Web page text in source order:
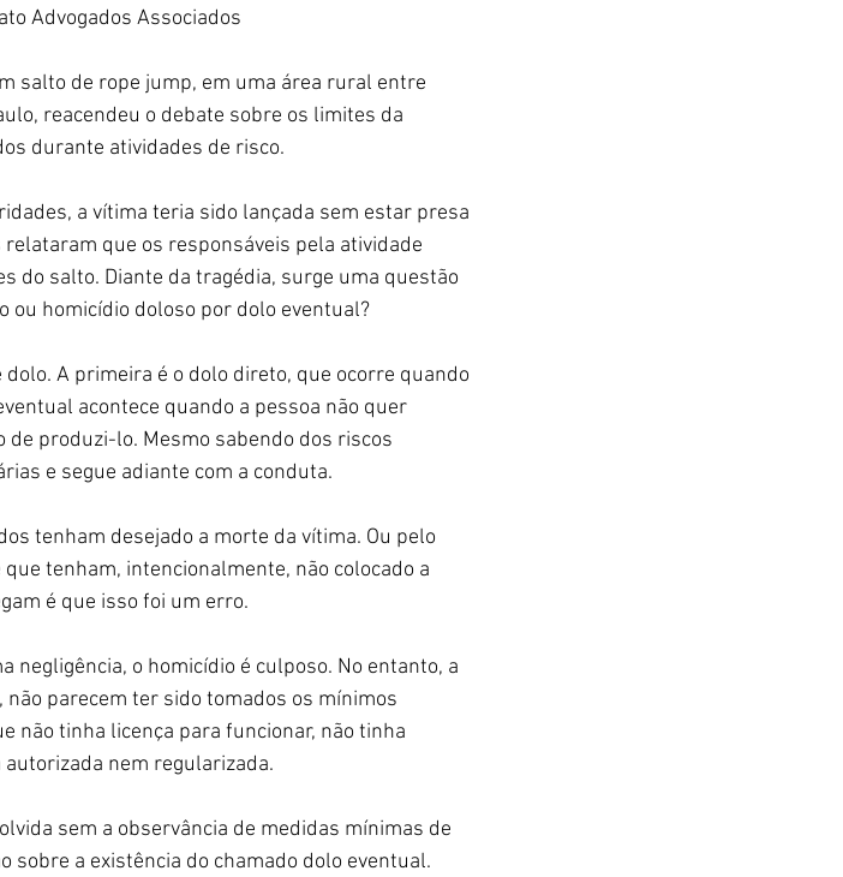
Advogados Associados
salto de rope jump, em uma área rural entre
reacendeu o debate sobre os limites da
durante atividades de risco.
a vítima teria sido lançada sem estar presa
que os responsáveis pela atividade
do salto. Diante da tragédia, surge uma questão
homicídio doloso por dolo eventual?
A primeira é o dolo direto, que ocorre quando
acontece quando a pessoa não quer
produzi-lo. Mesmo sabendo dos riscos
e segue adiante com a conduta.
tenham desejado a morte da vítima. Ou pelo
tenham, intencionalmente, não colocado a
é que isso foi um erro.
negligência, o homicídio é culposo. No entanto, a
parecem ter sido tomados os mínimos
não tinha licença para funcionar, não tinha
nem regularizada.
sem a observância de medidas mínimas de
sobre a existência do chamado dolo eventual.